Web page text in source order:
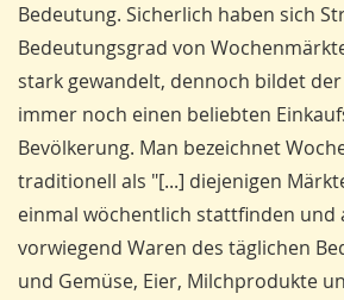
Bedeutung. Sicherlich haben sich
Bedeutungsgrad von
stark gewandelt, dennoch bildet
immer noch einen beliebten
Bevölkerung. Man bezeichnet
traditionell als "[...] diejenigen
einmal wö­chentlich stattfinden und
vorwiegend Waren des täglichen
und Gemüse, Eier, Milchprodukte